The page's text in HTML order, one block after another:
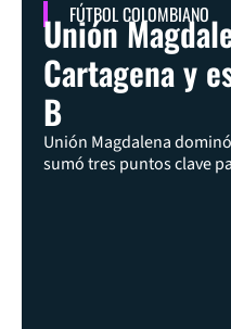
FÚTBOL COLOMBIANO
Unión
Cartagena y
B
Unión Magdalena
sumó tres puntos clave